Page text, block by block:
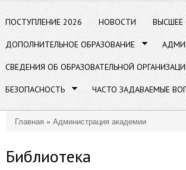
ПОСТУПЛЕНИЕ 2026 НОВОСТИ ВЫСШЕЕ
ДОПОЛНИТЕЛЬНОЕ ОБРАЗОВАНИЕ
СВЕДЕНИЯ ОБ ОБРАЗОВАТЕЛЬНОЙ
БЕЗОПАСНОСТЬ ЧАСТО ЗАДАВАЕМЫЕ
Вы здесь
Главная » Администрация академии
Библиотека